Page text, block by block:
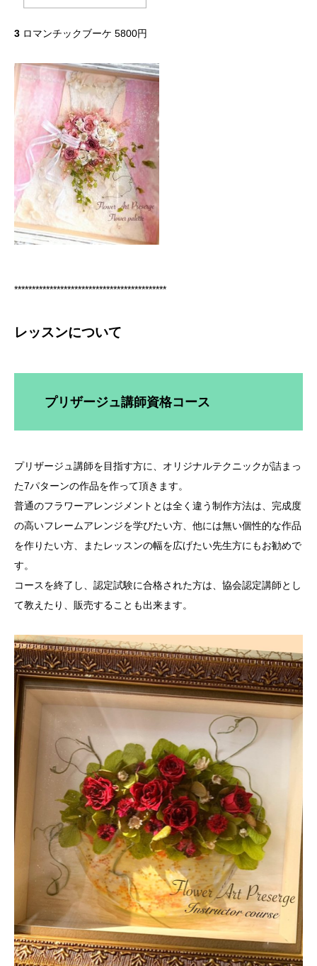
3 ロマンチックブーケ 5800円
*******************************************
レッスンについて
プリザージュ講師資格コース
プリザージュ講師を目指す方に、オリジナルテクニックが詰まっ
た7パターンの作品を作って頂きます。
普通のフラワーアレンジメントとは全く違う制作方法は、完成度
の高いフレームアレンジを学びたい方、他には無い個性的な作品
を作りたい方、またレッスンの幅を広げたい先生方にもお勧めで
す。
コースを終了し、認定試験に合格された方は、協会認定講師とし
て教えたり、販売することも出来ます。